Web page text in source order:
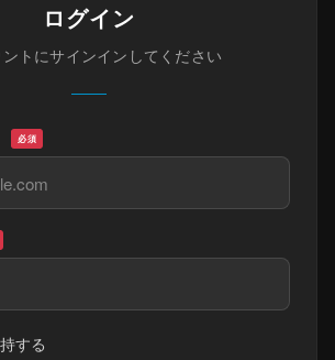
ログイン
トにサインインしてください
必須
する